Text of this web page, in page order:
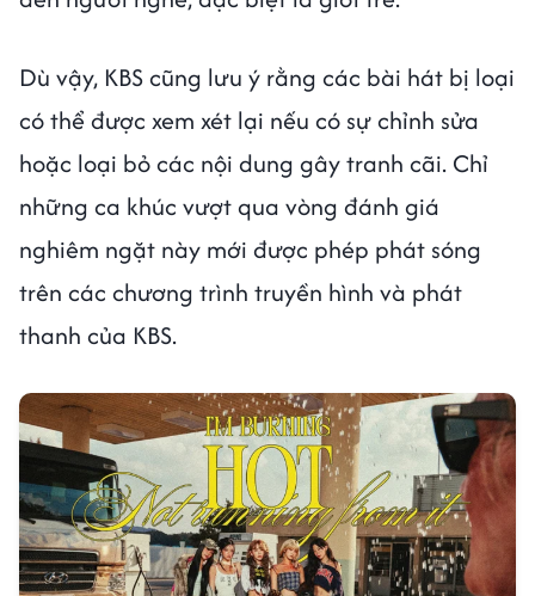
Dù vậy, KBS cũng lưu ý rằng các bài hát bị loại
có thể được xem xét lại nếu có sự chỉnh sửa
hoặc loại bỏ các nội dung gây tranh cãi. Chỉ
những ca khúc vượt qua vòng đánh giá
nghiêm ngặt này mới được phép phát sóng
trên các chương trình truyền hình và phát
thanh của KBS.